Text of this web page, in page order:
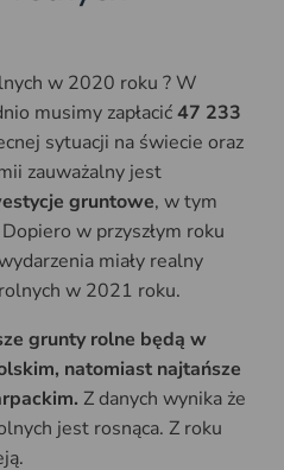
w 2020 roku ? W
musimy zapłacić47 233
sytuacji na świecie oraz
zauważalny jest
gruntowe, w tym
w przyszłym roku
miały realny
w 2021 roku.
grunty rolne będą w
natomiast najtańsze
Z danych wynika że
jest rosnąca. Z roku